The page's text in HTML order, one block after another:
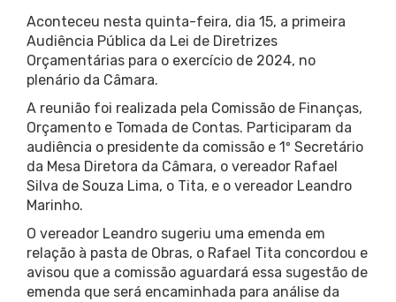
Aconteceu nesta quinta-feira, dia 15, a primeira
Audiência Pública da Lei de Diretrizes
Orçamentárias para o exercício de 2024, no
plenário da Câmara.
A reunião foi realizada pela Comissão de Finanças,
Orçamento e Tomada de Contas. Participaram da
audiência o presidente da comissão e 1º Secretário
da Mesa Diretora da Câmara, o vereador Rafael
Silva de Souza Lima, o Tita, e o vereador Leandro
Marinho.
O vereador Leandro sugeriu uma emenda em
relação à pasta de Obras, o Rafael Tita concordou e
avisou que a comissão aguardará essa sugestão de
emenda que será encaminhada para análise da